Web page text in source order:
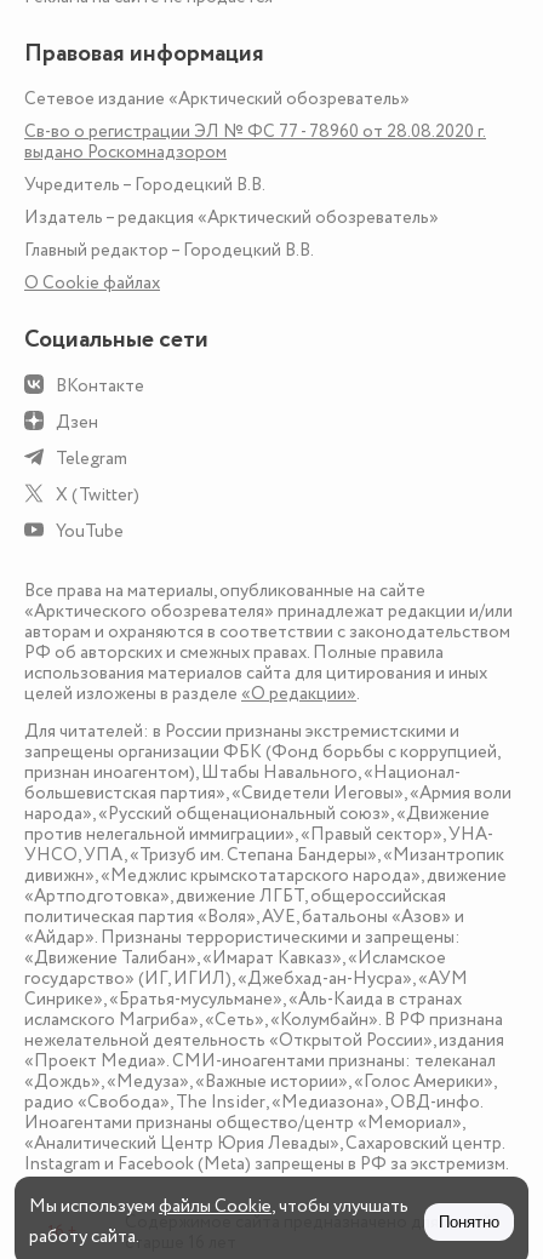
Правовая информация
Сетевое издание «Арктический обозреватель»
Св-во о регистрации ЭЛ № ФС 77 - 78960 от 28.08.2020 г.
выдано Роскомнадзором
Учредитель – Городецкий В.В.
Издатель – редакция «Арктический обозреватель»
Главный редактор – Городецкий В.В.
О Сookie файлах
Социальные сети
ВКонтакте
Дзен
Telegram
X (Twitter)
YouTube
Все права на материалы, опубликованные на сайте
«Арктического обозревателя» принадлежат редакции и/или
авторам и охраняются в соответствии с законодательством
РФ об авторских и смежных правах. Полные правила
использования материалов сайта для цитирования и иных
целей изложены в разделе «О редакции».
Для читателей: в России признаны экстремистскими и
запрещены организации ФБК (Фонд борьбы с коррупцией,
признан иноагентом), Штабы Навального, «Национал-
большевистская партия», «Свидетели Иеговы», «Армия воли
народа», «Русский общенациональный союз», «Движение
против нелегальной иммиграции», «Правый сектор», УНА-
УНСО, УПА, «Тризуб им. Степана Бандеры», «Мизантропик
дивижн», «Меджлис крымскотатарского народа», движение
«Артподготовка», движение ЛГБТ, общероссийская
политическая партия «Воля», АУЕ, батальоны «Азов» и
«Айдар». Признаны террористическими и запрещены:
«Движение Талибан», «Имарат Кавказ», «Исламское
государство» (ИГ, ИГИЛ), «Джебхад-ан-Нусра», «АУМ
Синрике», «Братья-мусульмане», «Аль-Каида в странах
исламского Магриба», «Сеть», «Колумбайн». В РФ признана
нежелательной деятельность «Открытой России», издания
«Проект Медиа». СМИ-иноагентами признаны: телеканал
«Дождь», «Медуза», «Важные истории», «Голос Америки»,
радио «Свобода», The Insider, «Медиазона», ОВД-инфо.
Иноагентами признаны общество/центр «Мемориал»,
«Аналитический Центр Юрия Левады», Сахаровский центр.
Instagram и Facebook (Metа) запрещены в РФ за экстремизм.
16 +
Содержимое сайта предназначено для детей
старше 16 лет
Мы используемфайлы Cookie, чтобы улучшать
работу сайта.
Понятно